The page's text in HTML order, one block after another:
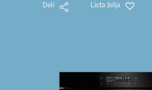
Deli Lista želja